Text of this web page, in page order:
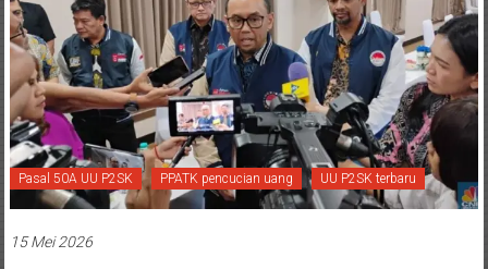
Pasal 50A UU P2SK PPATK pencucian uang UU P2SK terbaru
15 Mei 2026